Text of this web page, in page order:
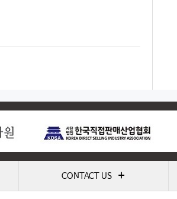
CONTACT US +